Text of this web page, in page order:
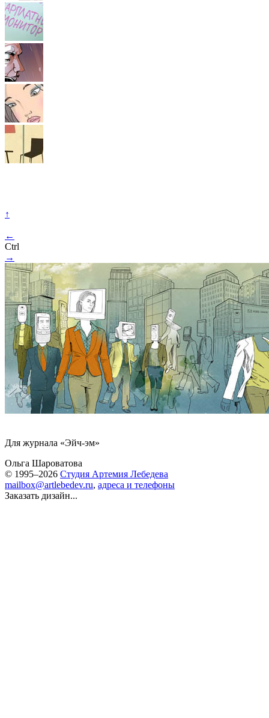
↑
←
Ctrl
→
Для журнала «Эйч-эм»
Ольга Шароватова
© 1995–2026 Студия Артемия Лебедева
mailbox@artlebedev.ru, адреса и телефоны
Заказать дизайн...